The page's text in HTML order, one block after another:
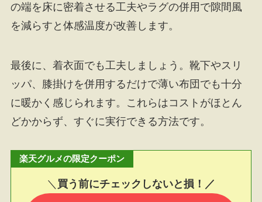
の端を床に密着させる工夫やラグの併用で隙間風
を減らすと体感温度が改善します。
最後に、着衣面でも工夫しましょう。靴下やスリ
ッパ、膝掛けを併用するだけで薄い布団でも十分
に暖かく感じられます。これらはコストがほとん
どかからず、すぐに実行できる方法です。
楽天グルメの限定クーポン
＼ 買う前にチェックしないと損！／